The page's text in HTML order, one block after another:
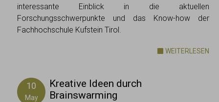
interessante Einblick in die aktuellen
Forschungsschwerpunkte und das Know-how der
Fachhochschule Kufstein Tirol.
WEITERLESEN
10
May
Kreative Ideen durch
Brainswarming